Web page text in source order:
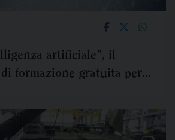
artificiale”, il
formazione gratuita per